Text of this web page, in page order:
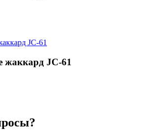
жаккард JC-61